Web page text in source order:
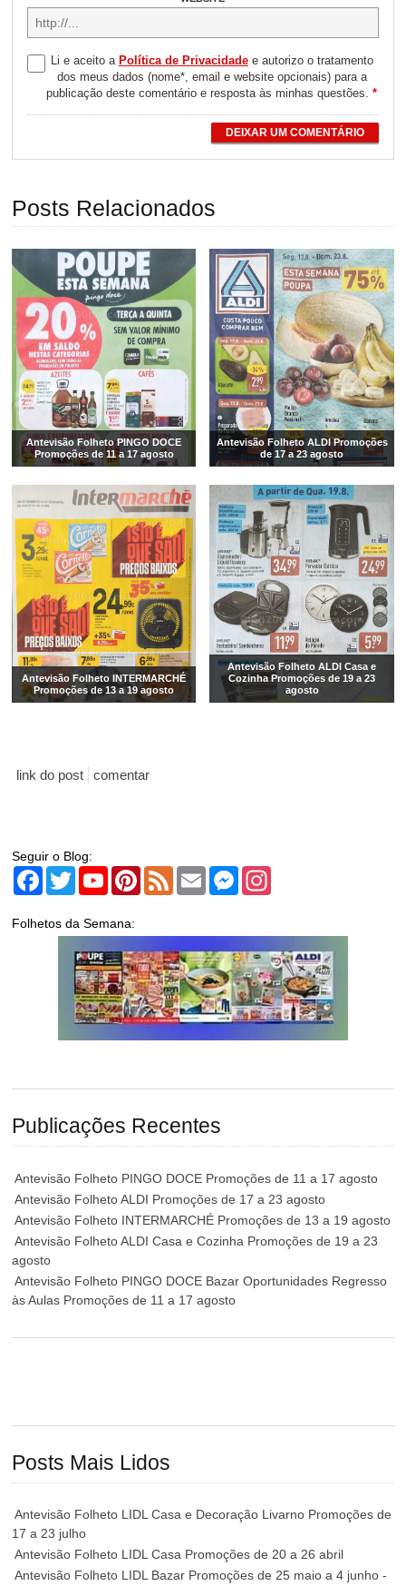
Li e aceito a Política de Privacidadee autorizo o tratamento
dos meus dados (nome*, email e website opcionais) para a
publicação deste comentário e resposta às minhas questões.*
DEIXAR UM COMENTÁRIO
Posts Relacionados
Antevisão Folheto PINGO DOCE
Promoções de 11 a 17 agosto
Antevisão Folheto ALDI Promoções
de 17 a 23 agosto
Antevisão Folheto INTERMARCHÉ
Promoções de 13 a 19 agosto
Antevisão Folheto ALDI Casa e
Cozinha Promoções de 19 a 23
agosto
link do post comentar
Seguir o Blog:
Facebook
TwitterYouTubePinterest
Feed Email Messenger
Folhetos da Semana:
Publicações Recentes
Antevisão Folheto PINGO DOCE Promoções de 11 a 17 agosto
Antevisão Folheto ALDI Promoções de 17 a 23 agosto
Antevisão Folheto INTERMARCHÉ Promoções de 13 a 19 agosto
Antevisão Folheto ALDI Casa e Cozinha Promoções de 19 a 23
agosto
Antevisão Folheto PINGO DOCE Bazar Oportunidades Regresso
às Aulas Promoções de 11 a 17 agosto
Posts Mais Lidos
Antevisão Folheto LIDL Casa e Decoração Livarno Promoções de
17 a 23 julho
Antevisão Folheto LIDL Casa Promoções de 20 a 26 abril
Antevisão Folheto LIDL Bazar Promoções de 25 maio a 4 junho -